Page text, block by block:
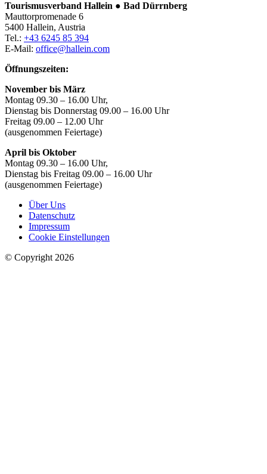
Tourismusverband Hallein ● Bad Dürrnberg
Mauttorpromenade 6
5400 Hallein, Austria
Tel.: +43 6245 85 394
E-Mail: office@hallein.com
Öffnungszeiten:
November bis März
Montag 09.30 – 16.00 Uhr,
Dienstag bis Donnerstag 09.00 – 16.00 Uhr
Freitag 09.00 – 12.00 Uhr
(ausgenommen Feiertage)
April bis Oktober
Montag 09.30 – 16.00 Uhr,
Dienstag bis Freitag 09.00 – 16.00 Uhr
(ausgenommen Feiertage)
Über Uns
Datenschutz
Impressum
Cookie Einstellungen
© Copyright 2026